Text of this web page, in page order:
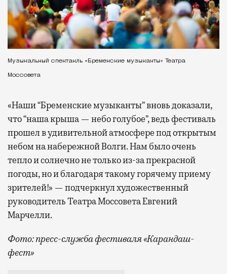
Музыкальный спектакль «Бременские музыканты» Театра
Моссовета
«Наши “Бременские музыканты” вновь доказали,
что “наша крыша — небо голубое”, ведь фестиваль
прошел в удивительной атмосфере под открытым
небом на набережной Волги. Нам было очень
тепло и солнечно не только из-за прекрасной
погоды, но и благодаря такому горячему приему
зрителей!» — подчеркнул художественный
руководитель Театра Моссовета Евгений
Марчелли.
Фото: пресс-служба фестиваля «Карандаш-
фест»